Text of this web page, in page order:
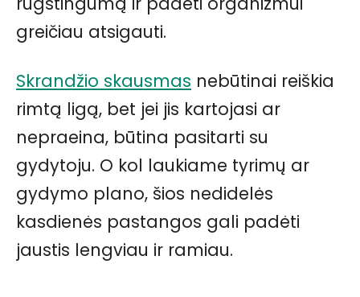
greičiau atsigauti.
Skrandžio skausmas nebūtinai reiškia
rimtą ligą, bet jei jis kartojasi ar
nepraeina, būtina pasitarti su
gydytoju. O kol laukiame tyrimų ar
gydymo plano, šios nedidelės
kasdienės pastangos gali padėti
jaustis lengviau ir ramiau.